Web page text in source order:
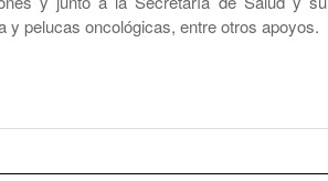
y pelucas oncológicas, entre otros apoyos.